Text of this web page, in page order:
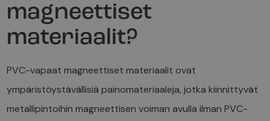
magneettiset
materiaalit?
PVC-vapaat magneettiset materiaalit ovat
ympäristöystävällisiä painomateriaaleja, jotka kiinnittyvät
metallipintoihin magneettisen voiman avulla ilman PVC-